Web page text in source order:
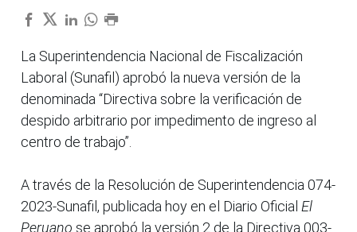
La Superintendencia Nacional de Fiscalización
Laboral (Sunafil) aprobó la nueva versión de la
denominada “Directiva sobre la verificación de
despido arbitrario por impedimento de ingreso al
centro de trabajo”.
A través de la Resolución de Superintendencia 074-
2023-Sunafil, publicada hoy en el Diario Oficial El
Peruano se aprobó la versión 2 de la Directiva 003-